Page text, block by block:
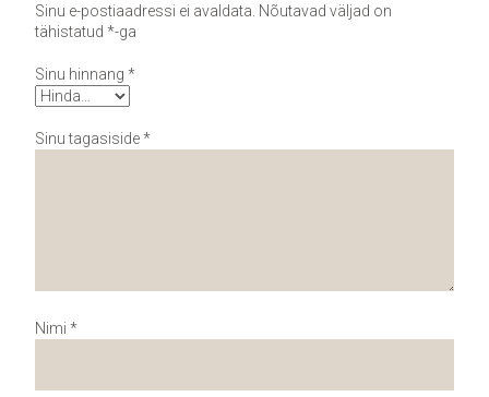
Sinu e-postiaadressi ei avaldata. Nõutavad väljad on
tähistatud *-ga
Sinu hinnang *
Sinu tagasiside*
Nimi *